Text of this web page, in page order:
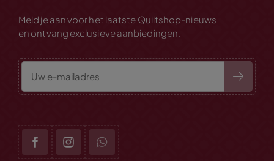
Meld je aan voor het laatste Quiltshop-nieuws
en ontvang exclusieve aanbiedingen.